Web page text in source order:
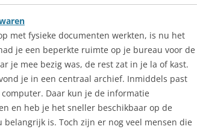
met fysieke documenten werkten, is nu het
je een beperkte ruimte op je bureau voor de
je mee bezig was, de rest zat in je la of kast.
je in een centraal archief. Inmiddels past
Daar kun je de informatie
en heb je het sneller beschikbaar op de
is. Toch zijn er nog veel mensen die